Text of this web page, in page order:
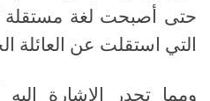
حتى أصبحت لغة مستقلة
التي استقلت عن العائلة
ومما تجدر الإشارة